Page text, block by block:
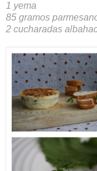
1 yema
85 gramos
2 cucharadas